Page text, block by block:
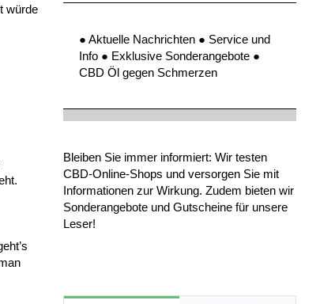
würde
● Aktuelle Nachrichten ● Service und
Info ● Exklusive Sonderangebote ●
CBD Öl gegen Schmerzen
Bleiben Sie immer informiert: Wir testen
CBD-Online-Shops und versorgen Sie mit
Informationen zur Wirkung. Zudem bieten wir
Sonderangebote und Gutscheine für unsere
Leser!